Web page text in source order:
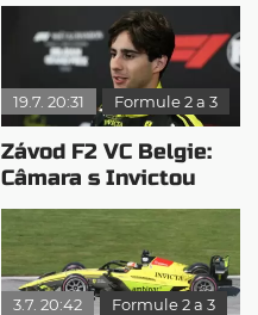
19.7. 20:31 Formule 2 a 3
Závod F2 VC Belgie:
Câmara s Invictou
ovládl Spa
3.7. 20:42 Formule 2 a 3